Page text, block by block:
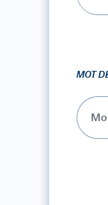
MOT